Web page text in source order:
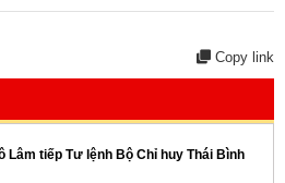
Copy link
tiếp Tư lệnh Bộ Chỉ huy Thái Bình